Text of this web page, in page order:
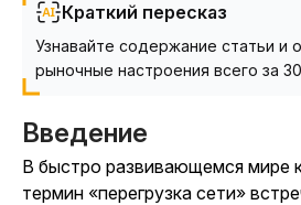
Краткий пересказ
Узнавайте содержание статьи и
рыночные настроения всего за
Введение
В быстро развивающемся мире
термин «перегрузка сети»